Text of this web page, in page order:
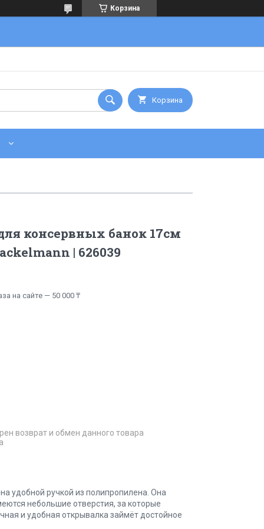
Корзина
Корзина
консервных банок 17см
| 626039
на сайте — 50 000 ₸
возврат и обмен данного товара
удобной ручкой из полипропилена. Она
небольшие отверстия, за которые
и удобная открывалка займёт достойное